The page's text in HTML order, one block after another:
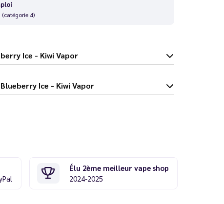
4)
Ice - Kiwi Vapor
Go+ Blueberry Ice - Kiwi Vapor
Élu 2ème meilleur vape shop
2024-2025